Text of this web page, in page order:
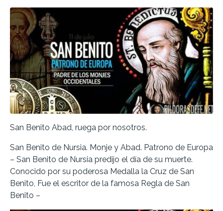
San Benito Abad, ruega por nosotros.
San Benito de Nursia. Monje y Abad. Patrono de Europa
– San Benito de Nursia predijo el día de su muerte.
Conocido por su poderosa Medalla la Cruz de San
Benito, Fue el escritor de la famosa Regla de San
Benito –